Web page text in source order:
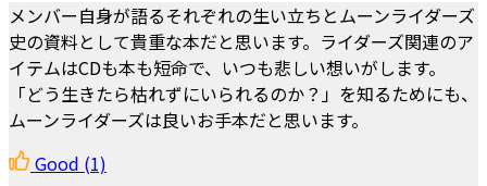
メンバー自身が語るそれぞれの生い立ちとムーンライダーズ
史の資料として貴重な本だと思います。ライダーズ関連のア
イテムはCDも本も短命で、いつも悲しい想いがします。
「どう生きたら枯れずにいられるのか？」を知るためにも、
ムーンライダーズは良いお手本だと思います。
Good (1)